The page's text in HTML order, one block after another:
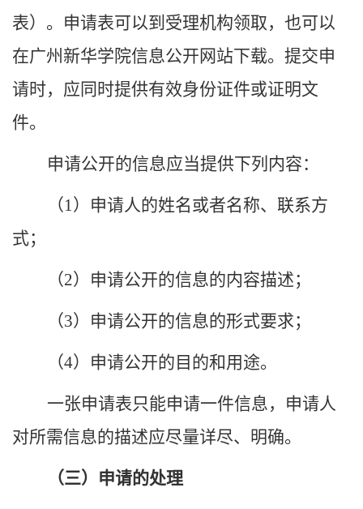
表）。申请表可以到受理机构领取，也可以
在广州 新华学院信息公开网站下载。提交申
请时，应同时提供有效身份证件或证明文
件。
申请公开的信息应当提供下列内容：
（1）申请人的姓名或者名称、联系方
式；
（2）申请公开的信息的内容描述；
（3）申请公开的信息的形式要求；
（4）申请公开的目的和用途。
一张申请表只能申请一件信息，申请人
对所需信息的描述应尽量详尽、明确。
（三）申请的处理